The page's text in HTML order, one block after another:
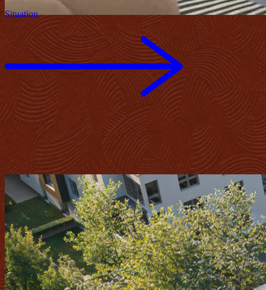
Situation